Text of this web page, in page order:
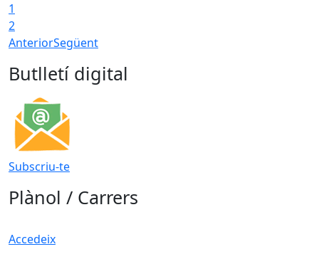
1
2
AnteriorSegüent
Butlletí digital
Subscriu-te
Plànol / Carrers
Accedeix